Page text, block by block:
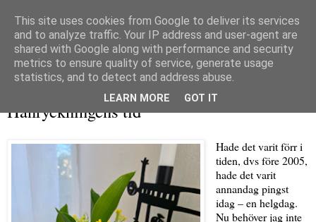
Hänryckningens tid
Hade det varit förr i
tiden, dvs före 2005,
hade det varit
annandag pingst
idag – en helgdag.
Nu behöver jag inte
This site uses cookies from Google to deliver its services
and to analyze traffic. Your IP address and user-agent are
shared with Google along with performance and security
metrics to ensure quality of service, generate usage
statistics, and to detect and address abuse.
LEARN MORE GOT IT